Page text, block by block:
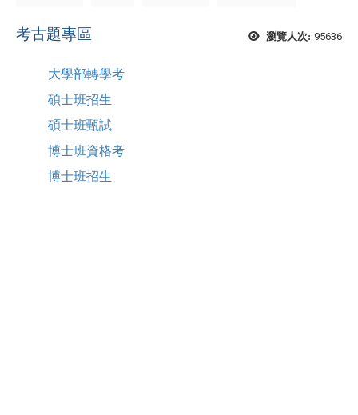
瀏覽人次: 95636
考古題專區
大學部轉學考
碩士班招生
碩士班甄試
博士班資格考
博士班招生